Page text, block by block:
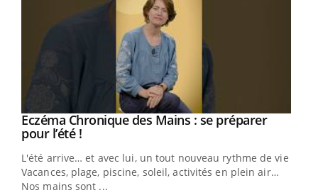
Youtube
Eczéma Chronique des Mains : se préparer
pour l’été !Youtube
L'été arrive… et avec lui, un tout nouveau rythme de vie !
Vacances, plage, piscine, soleil, activités en plein air…
Nos mains sont ...